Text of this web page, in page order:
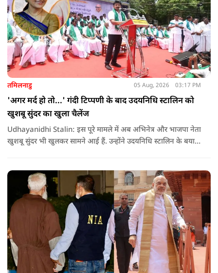
तमिलनाडु 05 Aug, 2026 03:17 PM
'अगर मर्द हो तो...' गंदी टिप्पणी के बाद उदयनिधि स्टालिन को
खुशबू सुंदर का खुला चैलेंज
Udhayanidhi Stalin: इस पूरे मामले में अब अभिनेत्र और भाजपा नेता
खुशबू सुंदर भी खुलकर सामने आई हैं. उन्होंने उदयनिधि स्टालिन के बयान
नहीं है.